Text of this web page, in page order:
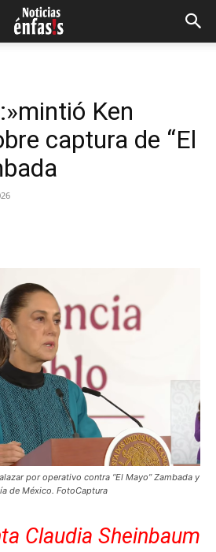
Ken
captura de “El
por operativo contra “El Mayo” Zambada y
de México. FotoCaptura
Claudia Sheinbaum